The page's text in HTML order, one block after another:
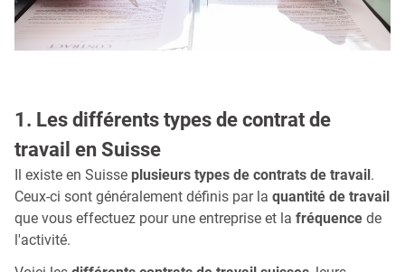
1. Les différents types de contrat de
travail en Suisse
Il existe en Suisse plusieurs types de contrats de travail.
Ceux-ci sont généralement définis par la quantité de travail
que vous effectuez pour une entreprise et la fréquence de
l'activité.